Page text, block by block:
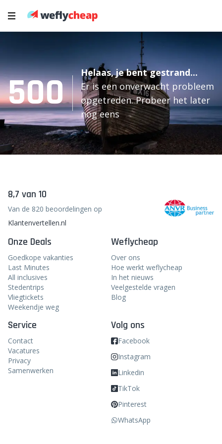
500
Helaas, je bent gestrand...
Er is een onverwacht probleem
opgetreden. Probeer het later
nog eens
8,7 van 10
Van de 820 beoordelingen op
Klantenvertellen.nl
Onze Deals
Goedkope vakanties
Last Minutes
All inclusives
Stedentrips
Vliegtickets
Weekendje weg
Weflycheap
Over ons
Hoe werkt weflycheap
In het nieuws
Veelgestelde vragen
Blog
Service
Contact
Vacatures
Privacy
Samenwerken
Volg ons
Facebook
Instagram
Linkedin
TikTok
Pinterest
WhatsApp